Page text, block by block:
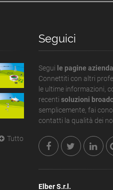
Tutto
Seguici
Segui le pagine
Connettiti con altri
le ultime informazioni,
recenti soluzioni
semplicemente, fai
contatti la qualità dei
Elber S.r.l.